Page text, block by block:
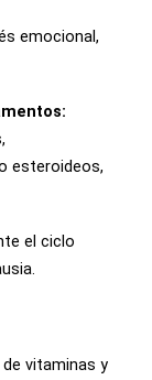
emocional,
esteroideos,
el ciclo
vitaminas y